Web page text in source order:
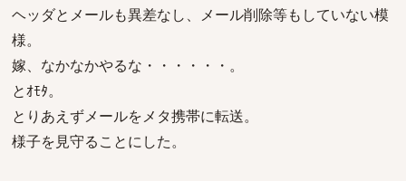
ヘッダとメールも異差なし、メール削除等もしていない模
様。
嫁、なかなかやるな・・・・・・。
とｵﾓﾀ。
とりあえずメールをメタ携帯に転送。
様子を見守ることにした。